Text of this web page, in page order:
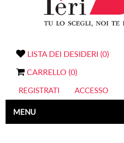
LISTA DEI DESIDERI (0)
CARRELLO (0)
REGISTRATI ACCESSO
MENU